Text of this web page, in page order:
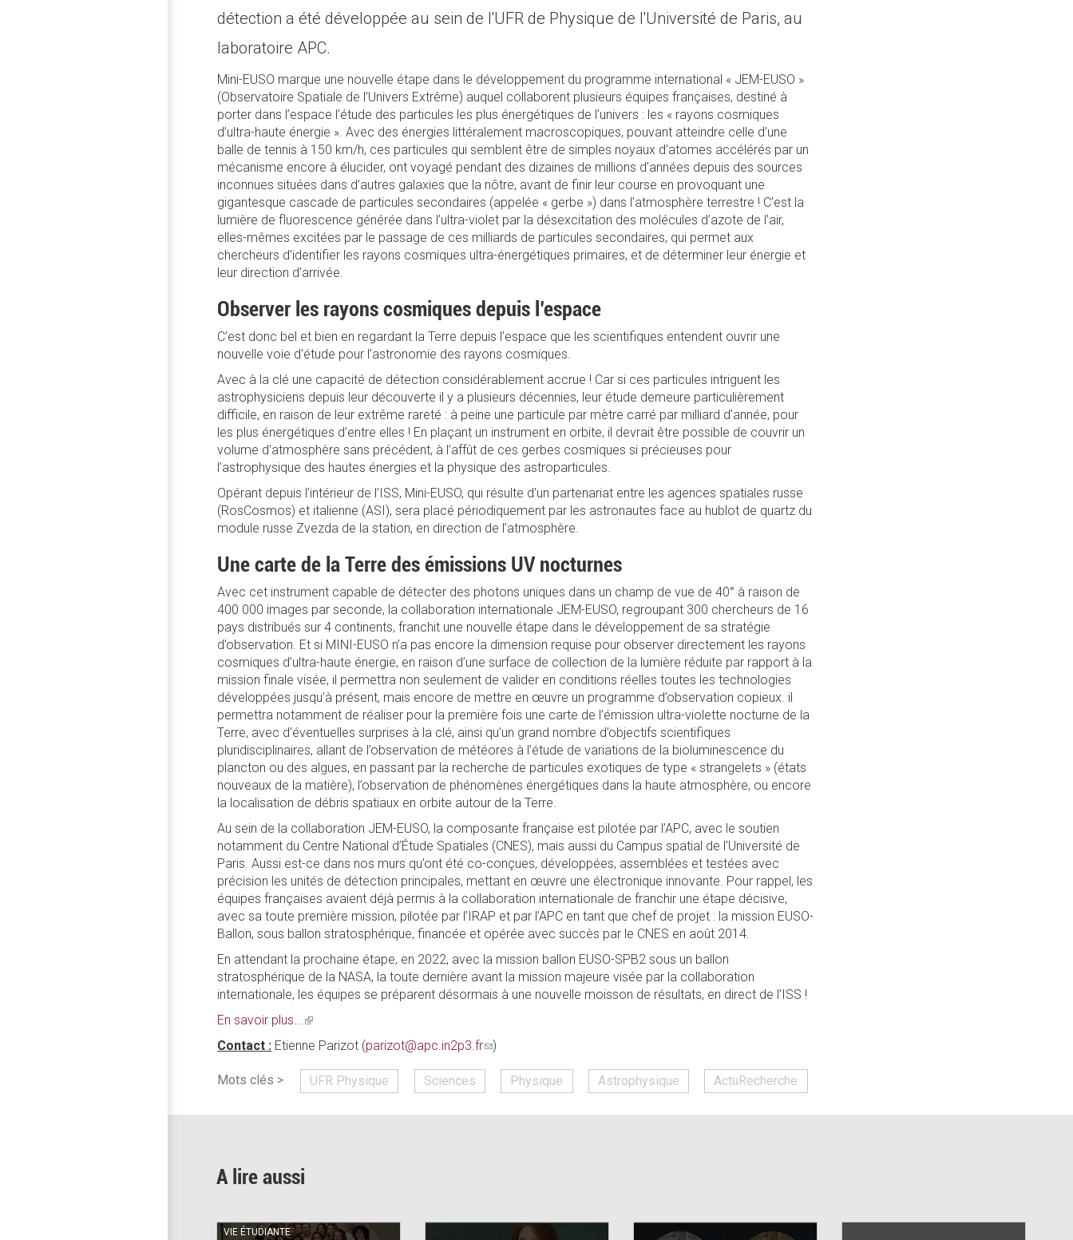
détection a été développée au sein de l'UFR de Physique de l'Université de Paris, au
laboratoire APC.
Mini-EUSO marque une nouvelle étape dans le développement du programme international « JEM-EUSO »
(Observatoire Spatiale de l’Univers Extrême) auquel collaborent plusieurs équipes françaises, destiné à
porter dans l’espace l’étude des particules les plus énergétiques de l’univers : les « rayons cosmiques
d’ultra-haute énergie ». Avec des énergies littéralement macroscopiques, pouvant atteindre celle d’une
balle de tennis à 150 km/h, ces particules qui semblent être de simples noyaux d’atomes accélérés par un
mécanisme encore à élucider, ont voyagé pendant des dizaines de millions d’années depuis des sources
inconnues situées dans d’autres galaxies que la nôtre, avant de finir leur course en provoquant une
gigantesque cascade de particules secondaires (appelée « gerbe ») dans l’atmosphère terrestre ! C’est la
lumière de fluorescence générée dans l’ultra-violet par la désexcitation des molécules d’azote de l’air,
elles-mêmes excitées par le passage de ces milliards de particules secondaires, qui permet aux
chercheurs d’identifier les rayons cosmiques ultra-énergétiques primaires, et de déterminer leur énergie et
leur direction d’arrivée.
Observer les rayons cosmiques depuis l’espace
C’est donc bel et bien en regardant la Terre depuis l’espace que les scientifiques entendent ouvrir une
nouvelle voie d’étude pour l’astronomie des rayons cosmiques.
Avec à la clé une capacité de détection considérablement accrue ! Car si ces particules intriguent les
astrophysiciens depuis leur découverte il y a plusieurs décennies, leur étude demeure particulièrement
difficile, en raison de leur extrême rareté : à peine une particule par mètre carré par milliard d’année, pour
les plus énergétiques d’entre elles ! En plaçant un instrument en orbite, il devrait être possible de couvrir un
volume d’atmosphère sans précédent, à l’affût de ces gerbes cosmiques si précieuses pour
l’astrophysique des hautes énergies et la physique des astroparticules.
Opérant depuis l’intérieur de l’ISS, Mini-EUSO, qui résulte d’un partenariat entre les agences spatiales russe
(RosCosmos) et italienne (ASI), sera placé périodiquement par les astronautes face au hublot de quartz du
module russe Zvezda de la station, en direction de l’atmosphère.
Une carte de la Terre des émissions UV nocturnes
Avec cet instrument capable de détecter des photons uniques dans un champ de vue de 40° à raison de
400 000 images par seconde, la collaboration internationale JEM-EUSO, regroupant 300 chercheurs de 16
pays distribués sur 4 continents, franchit une nouvelle étape dans le développement de sa stratégie
d’observation. Et si MINI-EUSO n’a pas encore la dimension requise pour observer directement les rayons
cosmiques d’ultra-haute énergie, en raison d’une surface de collection de la lumière réduite par rapport à la
mission finale visée, il permettra non seulement de valider en conditions réelles toutes les technologies
développées jusqu’à présent, mais encore de mettre en œuvre un programme d’observation copieux. il
permettra notamment de réaliser pour la première fois une carte de l’émission ultra-violette nocturne de la
Terre, avec d’éventuelles surprises à la clé, ainsi qu’un grand nombre d’objectifs scientifiques
pluridisciplinaires, allant de l’observation de météores à l’étude de variations de la bioluminescence du
plancton ou des algues, en passant par la recherche de particules exotiques de type « strangelets » (états
nouveaux de la matière), l’observation de phénomènes énergétiques dans la haute atmosphère, ou encore
la localisation de débris spatiaux en orbite autour de la Terre.
Au sein de la collaboration JEM-EUSO, la composante française est pilotée par l’APC, avec le soutien
notamment du Centre National d’Étude Spatiales (CNES), mais aussi du Campus spatial de l’Université de
Paris. Aussi est-ce dans nos murs qu’ont été co-conçues, développées, assemblées et testées avec
précision les unités de détection principales, mettant en œuvre une électronique innovante. Pour rappel, les
équipes françaises avaient déjà permis à la collaboration internationale de franchir une étape décisive,
avec sa toute première mission, pilotée par l’IRAP et par l’APC en tant que chef de projet : la mission EUSO-
Ballon, sous ballon stratosphérique, financée et opérée avec succès par le CNES en août 2014.
En attendant la prochaine étape, en 2022, avec la mission ballon EUSO-SPB2 sous un ballon
stratosphérique de la NASA, la toute dernière avant la mission majeure visée par la collaboration
internationale, les équipes se préparent désormais à une nouvelle moisson de résultats, en direct de l’ISS !
En savoir plus...(link
Contact : Etienne Parizot (parizot@apc.in2p3.fr(link
)
Mots clés > UFR Physique Sciences Physique Astrophysique ActuRecherche
A lire aussi
VIE ÉTUDIANTE